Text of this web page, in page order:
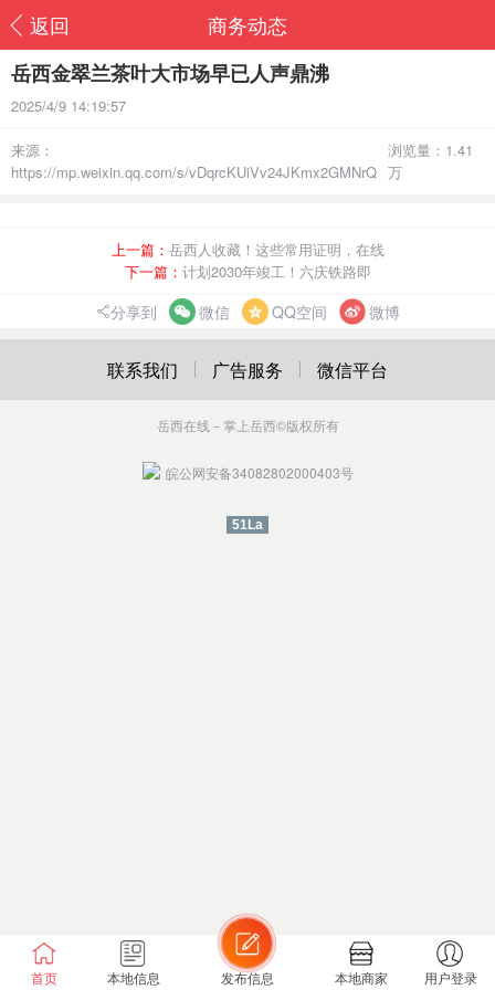
返回
商务动态
岳西金翠兰茶叶大市场早已人声鼎沸
2025/4/9 14:19:57
来源：
https://mp.weixin.qq.com/s/vDqrcKUiVv24JKmx2GMNrQ
浏览量：1.41
万
上一篇： 岳西人收藏！这些常用证明，在线
下一篇： 计划2030年竣工！六庆铁路即
分享到 微信 QQ空间 微博
首页 本地信息 发布信息 本地商家 用户登录
联系我们 广告服务 微信平台
岳西在线－掌上岳西©版权所有
皖公网安备34082802000403号
51La